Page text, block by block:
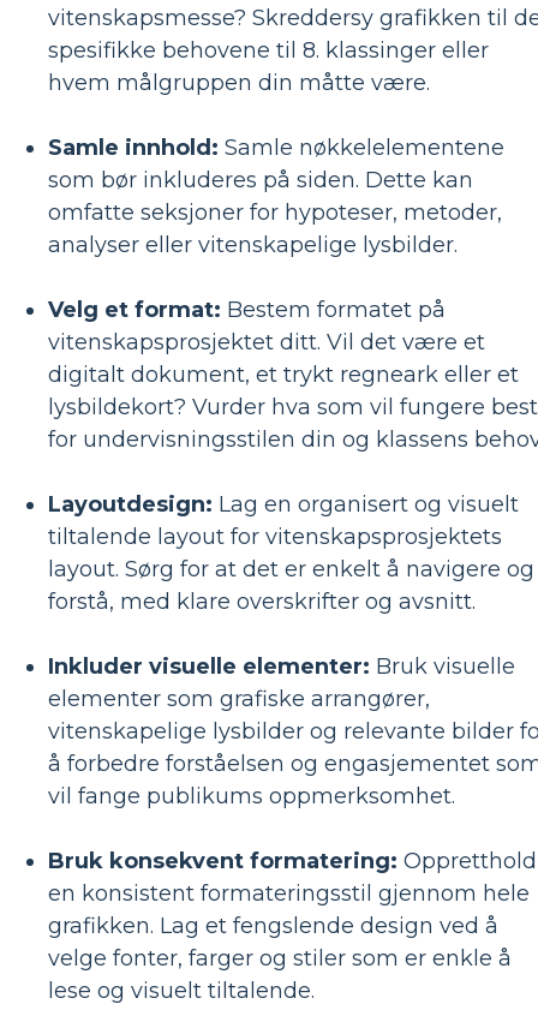
vitenskapsmesse? Skreddersy grafikken til
spesifikke behovene til 8. klassinger eller
hvem målgruppen din måtte være.
Samle innhold: Samle nøkkelelementene
som bør inkluderes på siden. Dette kan
omfatte seksjoner for hypoteser, metoder,
analyser eller vitenskapelige lysbilder.
Velg et format: Bestem formatet på
vitenskapsprosjektet ditt. Vil det være et
digitalt dokument, et trykt regneark eller et
lysbildekort? Vurder hva som vil fungere best
for undervisningsstilen din og klassens
Layoutdesign: Lag en organisert og visuelt
tiltalende layout for vitenskapsprosjektets
layout. Sørg for at det er enkelt å navigere og
forstå, med klare overskrifter og avsnitt.
Inkluder visuelle elementer: Bruk visuelle
elementer som grafiske arrangører,
vitenskapelige lysbilder og relevante bilder
å forbedre forståelsen og engasjementet
vil fange publikums oppmerksomhet.
Bruk konsekvent formatering: Oppretthold
en konsistent formateringsstil gjennom hele
grafikken. Lag et fengslende design ved å
velge fonter, farger og stiler som er enkle å
lese og visuelt tiltalende.